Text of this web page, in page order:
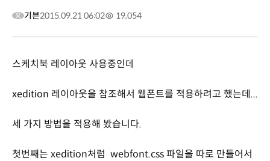
기븐2015.09.21 06:02 19,054
스케치북 레이아웃 사용중인데
xedition 레이아웃을 참조해서 웹폰트를 적용하려고 했는데...
세 가지 방법을 적용해 봤습니다.
첫번째는 xedition처럼 webfont.css 파일을 따로 만들어서